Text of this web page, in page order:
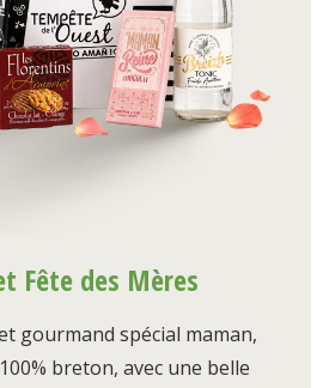
Fête des Mères
gourmand spécial maman,
breton, avec une belle